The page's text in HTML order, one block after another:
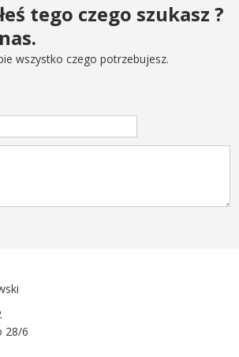
tego czego szukasz ?
wszystko czego potrzebujesz.
28/6